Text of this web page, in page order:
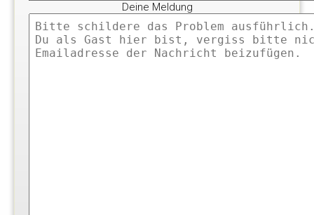
Deine Meldung